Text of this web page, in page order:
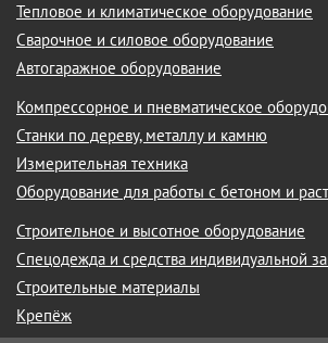
Тепловое и климатическое оборудование
Сварочное и силовое оборудование
Автогаражное оборудование
Компрессорное и пневматическое
Станки по дереву, металлу и камню
Измерительная техника
Оборудование для работы с бетоном и
Строительное и высотное оборудование
Спецодежда и средства индивидуальной
Строительные материалы
Крепёж